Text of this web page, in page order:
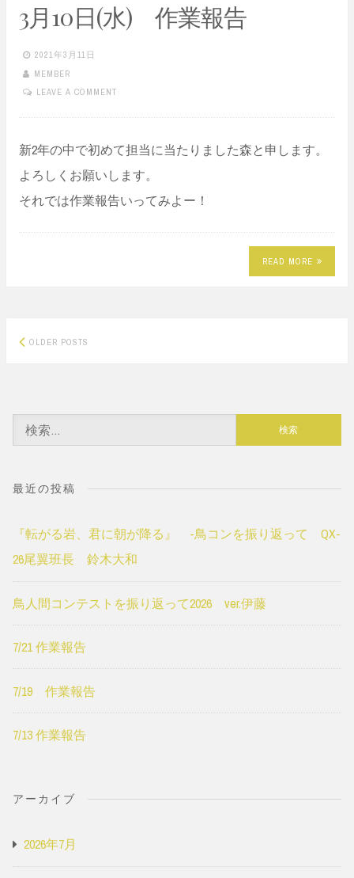
3月10日(水) 作業報告
2021年3月11日
MEMBER
LEAVE A COMMENT
新2年の中で初めて担当に当たりました森と申します。
よろしくお願いします。
それでは作業報告いってみよー！
READ MORE
Posts
OLDER POSTS
索:
最近の投稿
『転がる岩、君に朝が降る』 -鳥コンを振り返って QX-
26尾翼班長 鈴木大和
鳥人間コンテストを振り返って2026 ver.伊藤
7/21 作業報告
7/19 作業報告
7/13 作業報告
アーカイブ
2026年7月